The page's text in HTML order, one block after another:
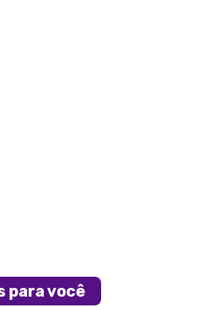
para você